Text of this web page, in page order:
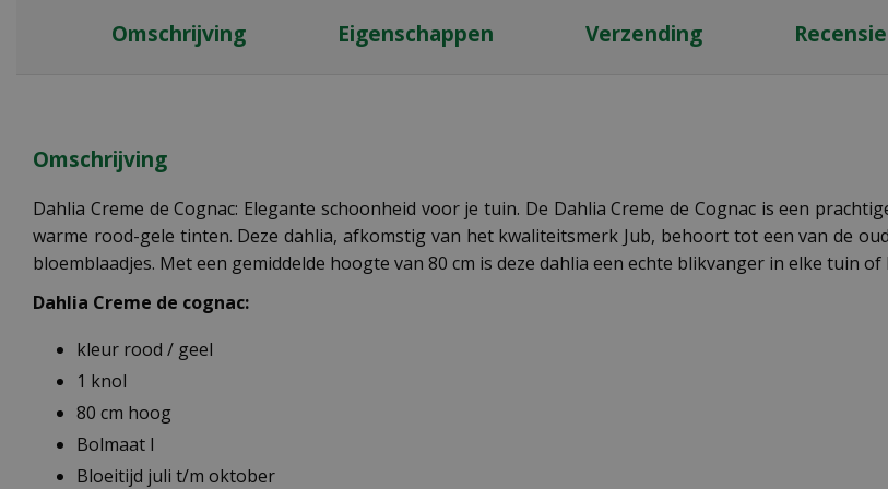
Omschrijving Eigenschappen Verzending
Omschrijving
Dahlia Creme de Cognac: Elegante schoonheid voor je tuin. De Dahlia Creme de Cognac is een
warme rood-gele tinten. Deze dahlia, afkomstig van het kwaliteitsmerk Jub, behoort tot een van de
bloemblaadjes. Met een gemiddelde hoogte van 80 cm is deze dahlia een echte blikvanger in elke tuin of
Dahlia Creme de cognac:
kleur rood / geel
1 knol
80 cm hoog
Bolmaat I
Bloeitijd juli t/m oktober